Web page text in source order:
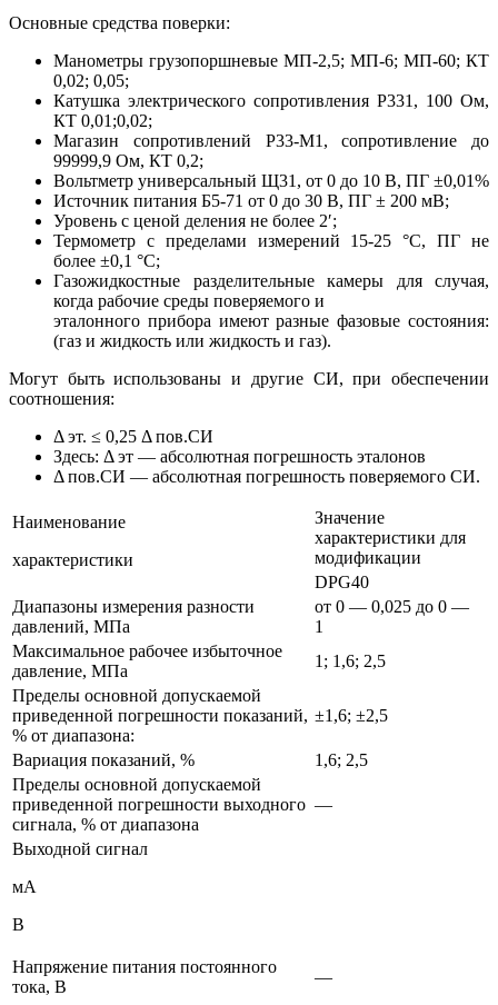
Основные средства поверки:
Манометры грузопоршневые МП-2,5; МП-6; МП-60; КТ
0,02; 0,05;
Катушка электрического сопротивления Р331, 100 Ом,
КТ 0,01;0,02;
Магазин сопротивлений Р33-М1, сопротивление до
99999,9 Ом, КТ 0,2;
Вольтметр универсальный Щ31, от 0 до 10 В, ПГ ±0,01%
Источник питания Б5-71 от 0 до 30 В, ПГ ± 200 мВ;
Уровень с ценой деления не более 2′;
Термометр с пределами измерений 15-25 °С, ПГ не
более ±0,1 °С;
Газожидкостные разделительные камеры для случая,
когда рабочие среды поверяемого и
эталонного прибора имеют разные фазовые состояния:
(газ и жидкость или жидкость и газ).
Могут быть использованы и другие СИ, при обеспечении
соотношения:
Δ эт. ≤ 0,25 Δ пов.СИ
Здесь: Δ эт — абсолютная погрешность эталонов
Δ пов.СИ — абсолютная погрешность поверяемого СИ.
Наименование
характеристики
Значение
характеристики для
модификации
DPG40
Диапазоны измерения разности
давлений, МПа
от 0 — 0,025 до 0 —
1
Максимальное рабочее избыточное
давление, МПа
1; 1,6; 2,5
Пределы основной допускаемой
приведенной погрешности показаний,
% от диапазона:
±1,6; ±2,5
Вариация показаний, %
1,6; 2,5
Пределы основной допускаемой
приведенной погрешности выходного
сигнала, % от диапазона
—
Выходной сигнал
мА
В
Напряжение питания постоянного
тока, В
—